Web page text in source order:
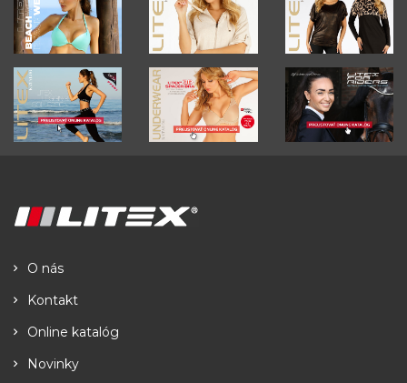
O nás
Kontakt
Online katalóg
Novinky